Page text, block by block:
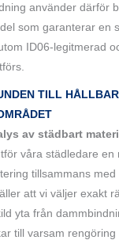
använder därför
som garanterar en
ID06-legitmerad
TILL
av städbart
våra städledare en
tillsammans med
att vi väljer exakt
yta från
till varsam rengöring